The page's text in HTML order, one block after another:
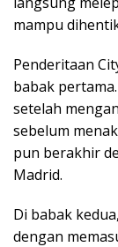
mampu
Penderitaan
babak
setelah
sebelum
pun berakhir
Madrid.
Di babak
dengan